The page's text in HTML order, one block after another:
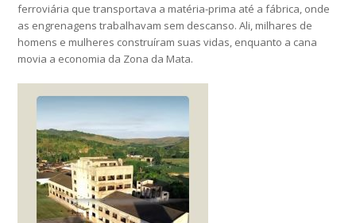
ferroviária que transportava a matéria-prima até a fábrica, onde
as engrenagens trabalhavam sem descanso. Ali, milhares de
homens e mulheres construíram suas vidas, enquanto a cana
movia a economia da Zona da Mata.